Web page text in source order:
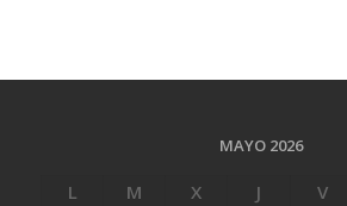
MAYO 2026
L M X J V